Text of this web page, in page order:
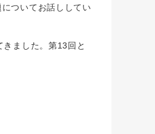
ついてお話ししてい
ました。第13回と